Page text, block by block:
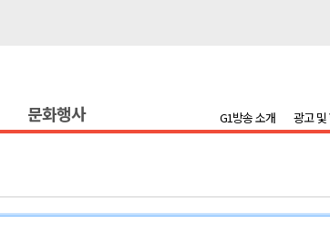
문화행사 G1방송 소개 광고 및